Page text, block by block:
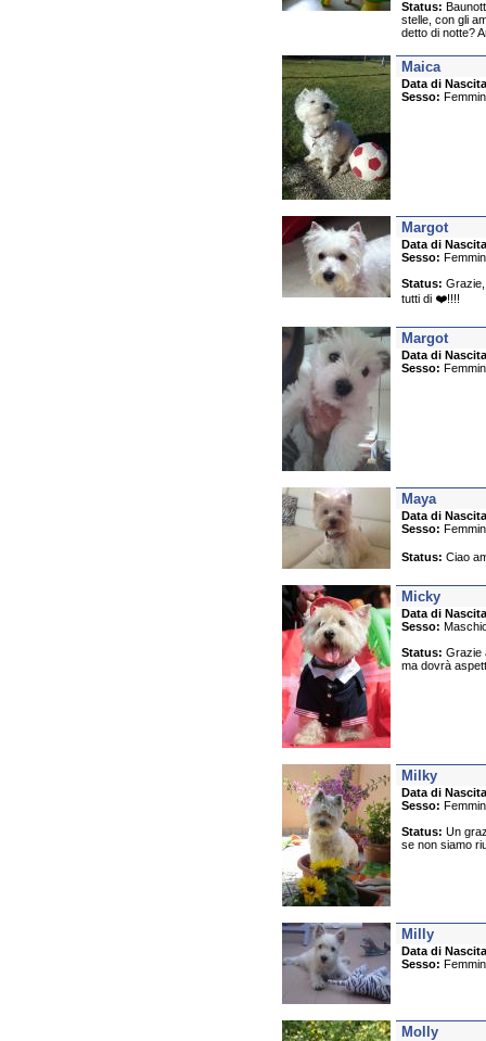
Status:
stelle, con gli
detto di notte?
Maica
Data di
Sesso:
Margot
Data di
Sesso:
Status:
tutti di ❤️!!!!
Margot
Data di
Sesso:
Maya
Data di
Sesso:
Status: Ciao
Micky
Data di
Sesso:
Status: Grazie
ma dovrà
Milky
Data di
Sesso:
Status: Un
se non siamo
Milly
Data di
Sesso:
Molly